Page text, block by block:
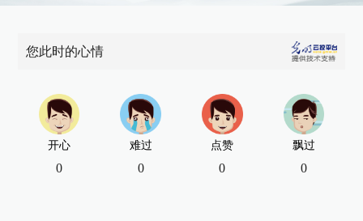
您此时的心情
开心
0
难过
0
点赞
0
飘过
0